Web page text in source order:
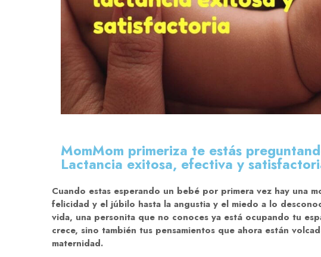
MomMom primeriza te estás
Lactancia exitosa, efectiva y
Cuando estas esperando un bebé por primera vez hay una
felicidad y el júbilo hasta la angustia y el miedo a lo
vida, una personita que no conoces ya está ocupando tu
crece, sino también tus pensamientos que ahora están
maternidad.